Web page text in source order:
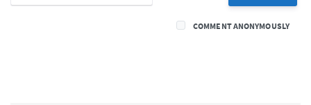
COMMENT ANONYMOUSLY